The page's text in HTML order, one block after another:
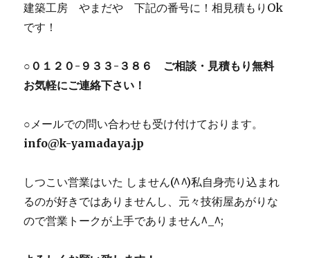
建築工房 やまだや 下記の番号に！相見積もりOk
です！
○０１２０-９３３-３８６ ご相談・見積もり無料
お気軽にご連絡下さい！
○メールでの問い合わせも受け付けております。
info@k-yamadaya.jp
しつこい営業はいた しません(^^)私自身売り込まれ
るのが好きではありませんし、元々技術屋あがりな
ので営業トークが上手でありません^_^;